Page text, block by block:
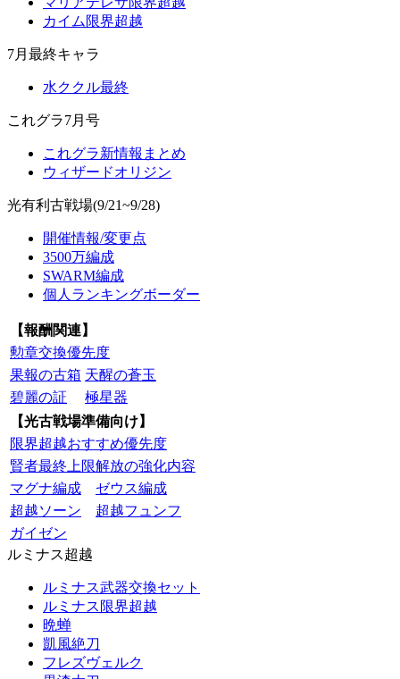
カイム限界超越
7月最終キャラ
水ククル最終
これグラ7月号
これグラ新情報まとめ
ウィザードオリジン
光有利古戦場(9/21~9/28)
開催情報/変更点
3500万編成
SWARM編成
個人ランキングボーダー
【報酬関連】
勲章交換優先度
果報の古箱 天醒の蒼玉
碧麗の証
極星器
【光古戦場準備向け】
限界超越おすすめ優先度
賢者最終上限解放の強化内容
マグナ編成
ゼウス編成
超越ソーン
超越フュンフ
ガイゼン
ルミナス超越
ルミナス武器交換セット
ルミナス限界超越
晩蝉
凱風絶刀
フレズヴェルク